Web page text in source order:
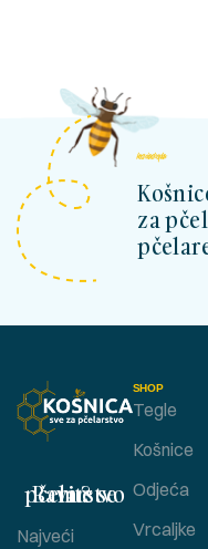
kosnicashop.ba
za
SHOP
Tegle
Košnice
Odjeća
Vrcaljke
Bavite se pčelarstvom ?
Najveći